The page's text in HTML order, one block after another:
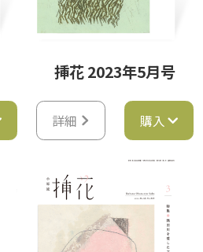
挿花 2023年5月号
詳細 購入